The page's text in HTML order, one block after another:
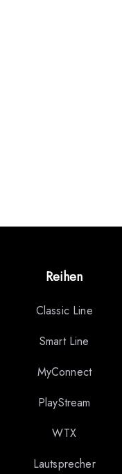
Reihen
Classic Line
Smart Line
MyConnect
PlayStream
WTX
Lautsprecher